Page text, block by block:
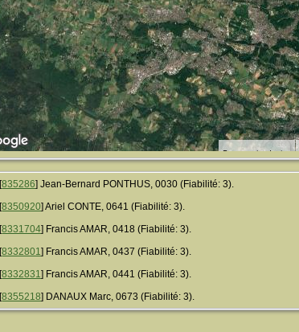
Raccourcis clavier
[835286] Jean-Bernard PONTHUS, 0030 (Fiabilité: 3).
[8350920] Ariel CONTE, 0641 (Fiabilité: 3).
[8331704] Francis AMAR, 0418 (Fiabilité: 3).
[8332801] Francis AMAR, 0437 (Fiabilité: 3).
[8332831] Francis AMAR, 0441 (Fiabilité: 3).
[8355218] DANAUX Marc, 0673 (Fiabilité: 3).